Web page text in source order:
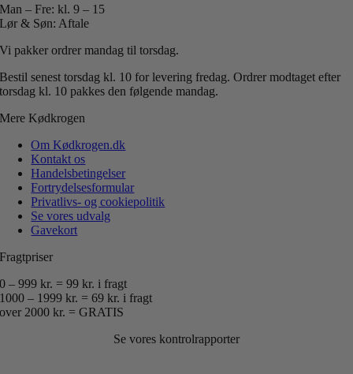
Man – Fre: kl. 9 – 15
Lør & Søn: Aftale
Vi pakker ordrer mandag til torsdag.
Bestil senest torsdag kl. 10 for levering fredag.Ordrer modtaget efter
torsdag kl. 10 pakkes den følgende mandag.
Mere Kødkrogen
Om Kødkrogen.dk
Kontakt os
Handelsbetingelser
Fortrydelsesformular
Privatlivs- og cookiepolitik
Se vores udvalg
Gavekort
Fragtpriser
0 – 999 kr. = 99 kr. i fragt
1000 – 1999 kr. = 69 kr. i fragt
over 2000 kr. = GRATIS
Se vores kontrolrapporter